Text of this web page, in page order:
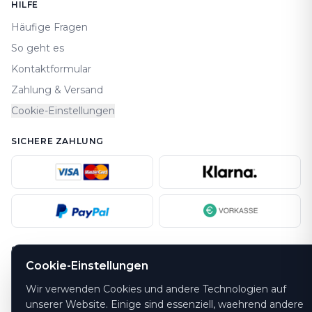
HILFE
Häufige Fragen
So geht es
Kontaktformular
Zahlung & Versand
Cookie-Einstellungen
SICHERE ZAHLUNG
SICHERHEIT
Cookie-Einstellungen
Wir verwenden Cookies und andere Technologien auf
unserer Website. Einige sind essenziell, waehrend andere